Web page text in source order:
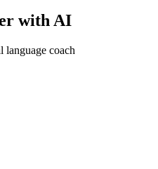
with AI
language coach